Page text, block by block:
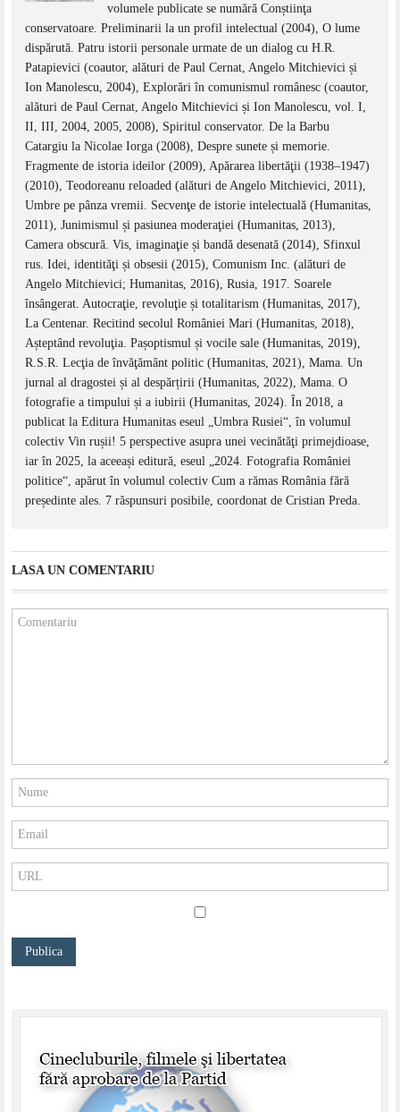
volumele publicate se numără Conștiinţa
conservatoare. Preliminarii la un profil intelectual (2004), O lume
dispărută. Patru istorii personale urmate de un dialog cu H.R.
Patapievici (coautor, alături de Paul Cernat, Angelo Mitchievici și
Ion Manolescu, 2004), Explorări în comunismul românesc (coautor,
alături de Paul Cernat, Angelo Mitchievici și Ion Manolescu, vol. I,
II, III, 2004, 2005, 2008), Spiritul conservator. De la Barbu
Catargiu la Nicolae Iorga (2008), Despre sunete și memorie.
Fragmente de istoria ideilor (2009), Apărarea libertăţii (1938–1947)
(2010), Teodoreanu reloaded (alături de Angelo Mitchievici, 2011),
Umbre pe pânza vremii. Secvenţe de istorie intelectuală (Humanitas,
2011), Junimismul și pasiunea moderaţiei (Humanitas, 2013),
Camera obscură. Vis, imaginaţie și bandă desenată (2014), Sfinxul
rus. Idei, identităţi și obsesii (2015), Comunism Inc. (alături de
Angelo Mitchievici; Humanitas, 2016), Rusia, 1917. Soarele
însângerat. Autocraţie, revoluţie și totalitarism (Humanitas, 2017),
La Centenar. Recitind secolul României Mari (Humanitas, 2018),
Așteptând revoluţia. Pașoptismul și vocile sale (Humanitas, 2019),
R.S.R. Lecţia de învăţământ politic (Humanitas, 2021), Mama. Un
jurnal al dragostei și al despărțirii (Humanitas, 2022), Mama. O
fotografie a timpului și a iubirii (Humanitas, 2024). În 2018, a
publicat la Editura Humanitas eseul „Umbra Rusiei“, în volumul
colectiv Vin rușii! 5 perspective asupra unei vecinătăţi primejdioase,
iar în 2025, la aceeași editură, eseul „2024. Fotografia României
politice“, apărut în volumul colectiv Cum a rămas România fără
președinte ales. 7 răspunsuri posibile, coordonat de Cristian Preda.
LASA UN COMENTARIU